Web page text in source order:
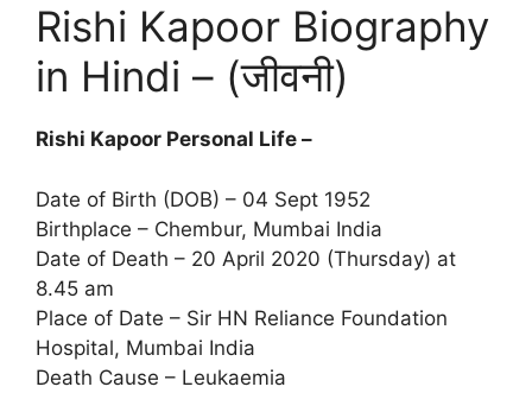
Rishi Kapoor Biography
in Hindi – (जीवनी)
Rishi Kapoor Personal Life –
Date of Birth (DOB) – 04 Sept 1952
Birthplace – Chembur, Mumbai India
Date of Death – 20 April 2020 (Thursday) at
8.45 am
Place of Date – Sir HN Reliance Foundation
Hospital, Mumbai India
Death Cause – Leukaemia